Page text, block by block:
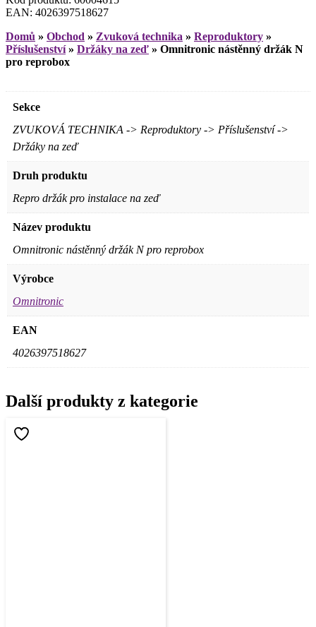
EAN: 4026397518627
Domů » Obchod » Zvuková technika » Reproduktory »
Příslušenství» Držáky na zeď » Omnitronic nástěnný držák N
pro reprobox
Sekce
ZVUKOVÁ TECHNIKA -> Reproduktory -> Příslušenství ->
Držáky na zeď
Druh produktu
Repro držák pro instalace na zeď
Název produktu
Omnitronic nástěnný držák N pro reprobox
Výrobce
Omnitronic
EAN
4026397518627
Další produkty z kategorie